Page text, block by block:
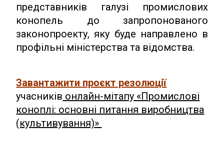
представників галузі промислових
конопель до запропонованого
законопроекту, яку буде направлено в
профільні міністерства та відомства.
Завантажити проєкт резолюції
учасників онлайн-мітапу «Промислові
коноплі: основні питання виробництва
(культивування)»